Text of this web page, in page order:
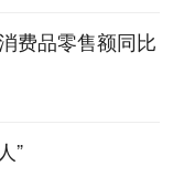
费品零售额同比
”